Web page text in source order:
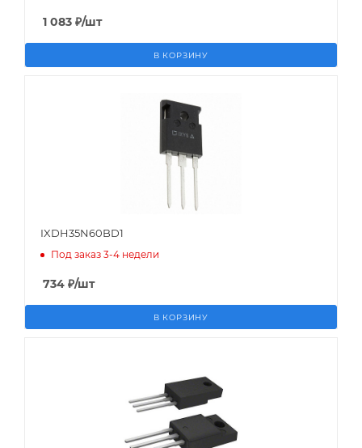
1 083 ₽/шт
В КОРЗИНУ
IXDH35N60BD1
Под заказ 3-4 недели
734 ₽/шт
В КОРЗИНУ